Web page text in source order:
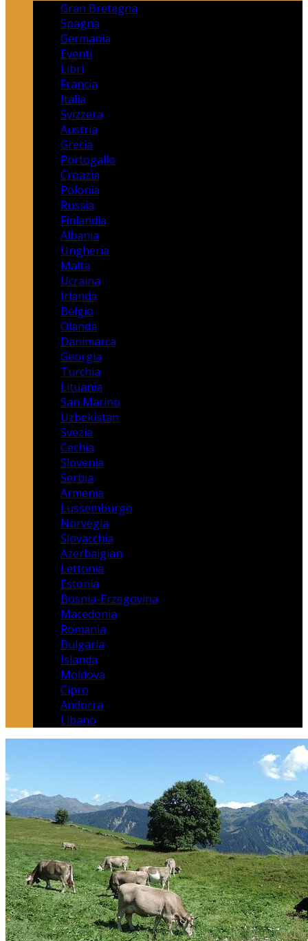
Gran Bretagna
Spagna
Germania
Eventi
Libri
Francia
Italia
Svizzera
Austria
Grecia
Portogallo
Croazia
Polonia
Russia
Finlandia
Albania
Ungheria
Malta
Ucraina
Irlanda
Belgio
Olanda
Danimarca
Georgia
Turchia
Lituania
San Marino
Uzbekistan
Svezia
Cechia
Slovenia
Serbia
Armenia
Lussemburgo
Norvegia
Slovacchia
Azerbaigian
Lettonia
Estonia
Bosnia-Erzegovina
Macedonia
Romania
Bulgaria
Islanda
Moldova
Cipro
Andorra
Libano